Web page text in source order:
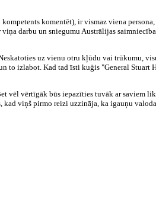
komentēt), ir vismaz viena
darbu un sniegumu Austrālijas
uz vienu otru kļūdu vai trūkumu,
to izlabot. Kad tad īsti kuģis "General Stuart
vēl vērtīgāk būs iepazīties tuvāk ar saviem
kad viņš pirmo reizi uzzināja, ka igauņu